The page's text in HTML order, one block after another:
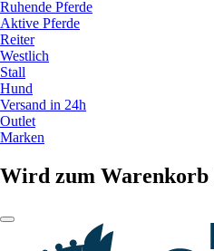
Ruhende Pferde
Aktive Pferde
Reiter
Westlich
Stall
Hund
Versand in 24h
Outlet
Marken
Wird zum Warenkorb